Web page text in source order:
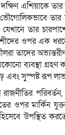
এশিয়াকে তার
তার
তার
ওপর এক
তাদের
ব্যবস্থা গ্রহণ
এবং সুস্পষ্ট রূপ
রাজনীতির
ওপর মার্কিন
উপস্থিত